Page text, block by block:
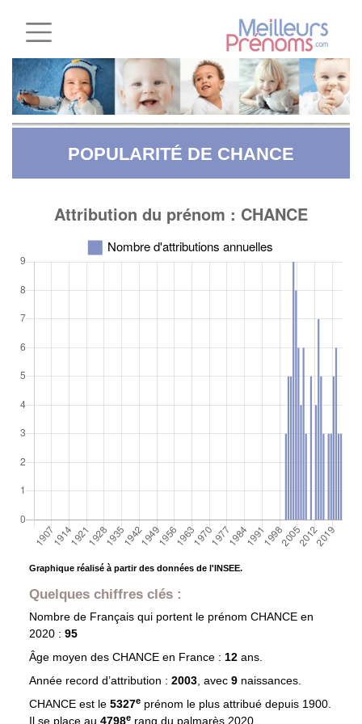
POPULARITÉ DE CHANCE
Graphique réalisé à partir des données de l'INSEE.
Quelques chiffres clés :
Nombre de Français qui portent le prénom CHANCE en
2020 : 95
Âge moyen des CHANCEen France : 12 ans.
Année record d’attribution : 2003, avec 9 naissances.
CHANCE est le 5327eprénom le plus attribué depuis 1900.
Il se place au 4798e rang du palmarès 2020.